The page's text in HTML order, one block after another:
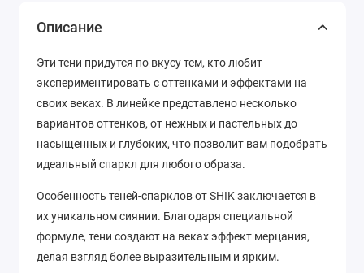
Описание
Эти тени придутся по вкусу тем, кто любит
экспериментировать с оттенками и эффектами на
своих веках. В линейке представлено несколько
вариантов оттенков, от нежных и пастельных до
насыщенных и глубоких, что позволит вам подобрать
идеальный спаркл для любого образа.
Особенность теней-спарклов от SHIK заключается в
их уникальном сиянии. Благодаря специальной
формуле, тени создают на веках эффект мерцания,
делая взгляд более выразительным и ярким.